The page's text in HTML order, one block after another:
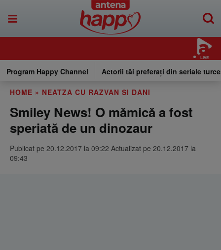
LIVE
Program Happy Channel Actorii tăi preferați din seriale
HOME » NEATZA CU RAZVAN SI DANI
Smiley News! O mămică a fost
speriată de un dinozaur
Publicat pe 20.12.2017 la 09:22 Actualizat pe 20.12.2017 la
09:43